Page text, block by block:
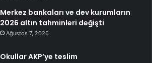
Merkez bankaları ve dev kurumların
2026 altın tahminleri değişti
Ağustos 7, 2026
Okullar AKP’ye teslim